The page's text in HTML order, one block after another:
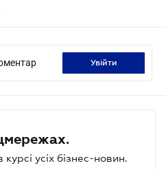
увійти
усіх бізнес-новин.